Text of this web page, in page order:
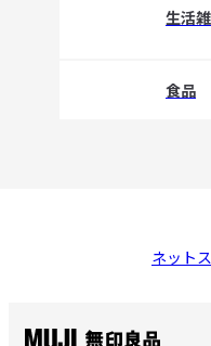
生活
食品
ネット